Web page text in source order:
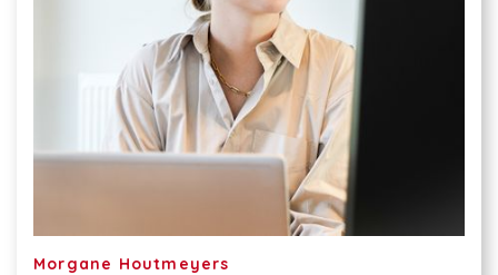
Morgane Houtmeyers